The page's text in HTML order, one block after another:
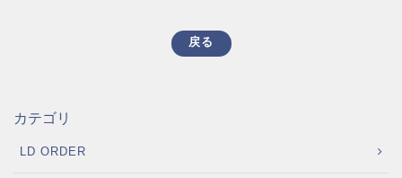
戻る
カテゴリ
LD ORDER